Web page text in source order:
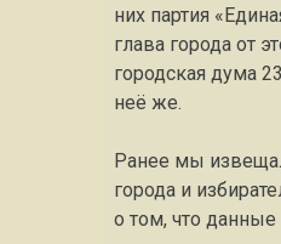
них партия
глава города от
городская дума
неё же.
Ранее мы
города и
о том, что